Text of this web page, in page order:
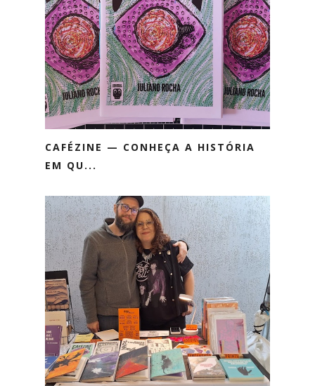
CAFÉZINE — CONHEÇA A HISTÓRIA
EM QU...